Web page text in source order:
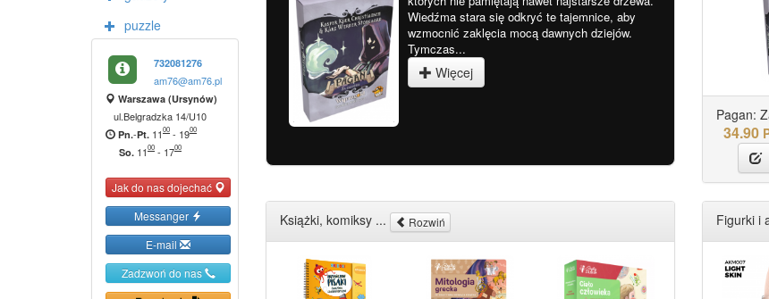
puzzle
732081276
am76@am76.pl
Warszawa (Ursynów)
ul.Belgradzka 14/U10
Pn.-Pt. 1100 - 1900
So. 1100 - 1700
Jak do nas dojechać
Messanger
E-mail
Zadzwoń do nas
Wiedźma stara się odkryć te tajemnice, aby
wzmocnić zaklęcia mocą dawnych dziejów.
Tymczas...
Więcej
Pagan:
34.90
Książki, komiksy ... Rozwiń Figurki i